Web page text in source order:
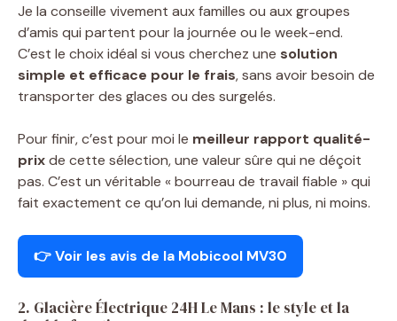
Je la conseille vivement aux familles ou aux groupes
d’amis qui partent pour la journée ou le week-end.
C’est le choix idéal si vous cherchez une solution
simple et efficace pour le frais, sans avoir besoin de
transporter des glaces ou des surgelés.
Pour finir, c’est pour moi le meilleur rapport qualité-
prixde cette sélection, une valeur sûre qui ne déçoit
pas. C’est un véritable « bourreau de travail fiable » qui
fait exactement ce qu’on lui demande, ni plus, ni moins.
👉Voir les avis de la Mobicool MV30
2. Glacière Électrique 24H Le Mans : le style et la